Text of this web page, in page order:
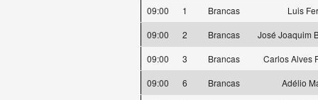
09:00
1 Brancas
Luis
09:00
2 Brancas
José Joaquim
09:00
3 Brancas
Carlos Alves
09:00
6 Brancas
Adélio